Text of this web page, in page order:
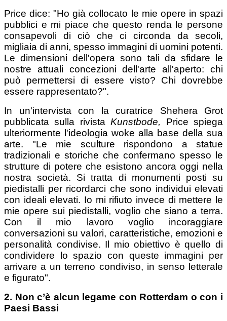
Price dice: "Ho già collocato le mie opere in spazi
pubblici e mi piace che questo renda le persone
consapevoli di ciò che ci circonda da secoli,
migliaia di anni, spesso immagini di uomini potenti.
Le dimensioni dell'opera sono tali da sfidare le
nostre attuali concezioni dell'arte all'aperto: chi
può permettersi di essere visto? Chi dovrebbe
essere rappresentato?".
In un'intervista con la curatrice Shehera Grot
pubblicata sulla rivistaKunstbode,
Price spiega
ulteriormente l'ideologia woke alla base della sua
arte. "Le mie sculture rispondono a statue
tradizionali e storiche che confermano spesso le
strutture di potere che esistono ancora oggi nella
nostra società. Si tratta di monumenti posti su
piedistalli per ricordarci che sono individui elevati
con ideali elevati. Io mi rifiuto invece di mettere le
mie opere sui piedistalli, voglio che siano a terra.
Con il mio lavoro voglio incoraggiare
conversazioni su valori, caratteristiche, emozioni e
personalità condivise. Il mio obiettivo è quello di
condividere lo spazio con queste immagini per
arrivare a un terreno condiviso, in senso letterale
e figurato".
2. Non c’è alcun legame con Rotterdam o con i
Paesi Bassi